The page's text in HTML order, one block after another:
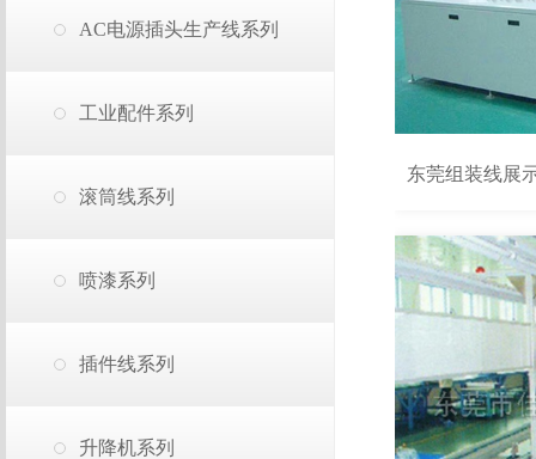
AC电源插头生产线系列
工业配件系列
滚筒线系列
喷漆系列
插件线系列
升降机系列
东莞组装线展